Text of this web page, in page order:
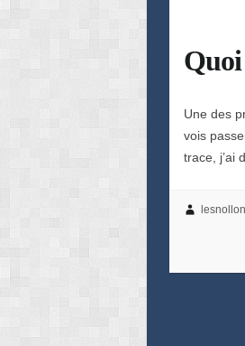
Quoi
Une des
vois
trace, j’ai